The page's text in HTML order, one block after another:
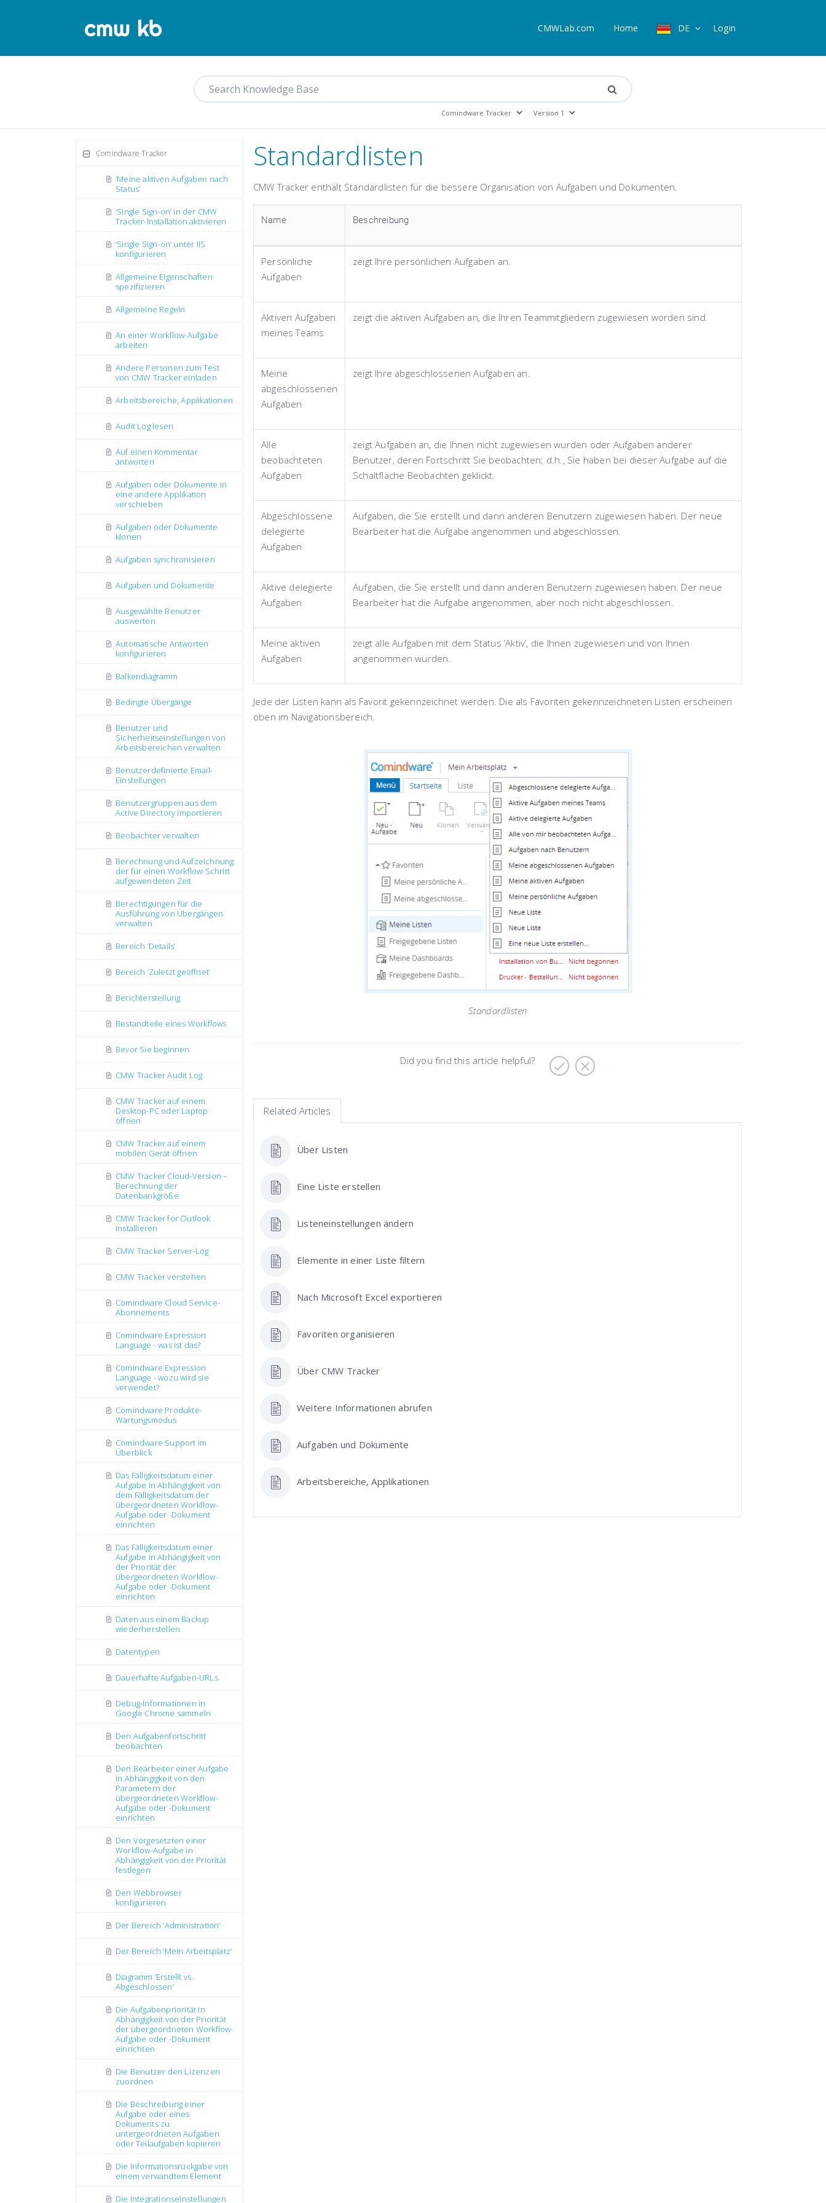
CMWLab.com Home DE Login
Comindware Tracker
’Meine aktiven Aufgaben nach
Status’
’Single Sign-on’ in der CMW
Tracker-Installation aktivieren
’Single Sign-on’ unter IIS
konfigurieren
Allgemeine Eigenschaften
spezifizieren
Allgemeine Regeln
An einer Workflow-Aufgabe
arbeiten
Andere Personen zum Test
von CMW Tracker einladen
Arbeitsbereiche, Applikationen
Audit Log lesen
Auf einen Kommentar
antworten
Aufgaben oder Dokumente in
eine andere Applikation
verschieben
Aufgaben oder Dokumente
klonen
Aufgaben synchronisieren
Aufgaben und Dokumente
Ausgewählte Benutzer
auswerten
Automatische Antworten
konfigurieren
Balkendiagramm
Bedingte Übergänge
Benutzer und
Sicherheitseinstellungen von
Arbeitsbereichen verwalten
Benutzerdefinierte Email-
Einstellungen
Benutzergruppen aus dem
Active Directory importieren
Beobachter verwalten
Berechnung und Aufzeichnung
der für einen Workflow-Schritt
aufgewendeten Zeit
Berechtigungen für die
Ausführung von Übergängen
verwalten
Bereich ’Details’
Bereich ’Zuletzt geöffnet’
Berichterstellung
Bestandteile eines Workflows
Bevor Sie beginnen
CMW Tracker Audit Log
CMW Tracker auf einem
Desktop-PC oder Laptop
öffnen
CMW Tracker auf einem
mobilen Gerät öffnen
CMW Tracker Cloud-Version –
Berechnung der
Datenbankgröße
CMW Tracker for Outlook
installieren
CMW Tracker Server-Log
CMW Tracker verstehen
Comindware Cloud Service-
Abonnements
Comindware Expression
Language - was ist das?
Comindware Expression
Language - wozu wird sie
verwendet?
Comindware Produkte-
Wartungsmodus
Comindware Support im
Überblick
Das Fälligkeitsdatum einer
Aufgabe in Abhängigkeit von
dem Fälligkeitsdatum der
übergeordneten Workflow-
Aufgabe oder -Dokument
einrichten
Das Fälligkeitsdatum einer
Aufgabe in Abhängigkeit von
der Priorität der
übergeordneten Workflow-
Aufgabe oder -Dokument
einrichten
Daten aus einem Backup
wiederherstellen
Datentypen
Dauerhafte Aufgaben-URLs
Debug-Informationen in
Google Chrome sammeln
Den Aufgabenfortschritt
beobachten
Den Bearbeiter einer Aufgabe
in Abhängigkeit von den
Parametern der
übergeordneten Workflow-
Aufgabe oder -Dokument
einrichten
Den Vorgesetzten einer
Workflow-Aufgabe in
Abhängigkeit von der Priorität
festlegen
Den Webbrowser
konfigurieren
Der Bereich ’Administration’
Der Bereich ’Mein Arbeitsplatz’
Diagramm ’Erstellt vs.
Abgeschlossen’
Die Aufgabenpriorität in
Abhängigkeit von der Priorität
der übergeordneten Workflow-
Aufgabe oder -Dokument
einrichten
Die Benutzer den Lizenzen
zuordnen
Die Beschreibung einer
Aufgabe oder eines
Dokuments zu
untergeordneten Aufgaben
oder Teilaufgaben kopieren
Die Informationsrückgabe von
einem verwandtem Element
Die Integrationseinstellungen
Standardlisten
CMW Tracker enthält Standardlisten für die bessere Organisation von Aufgaben und Dokumenten.
Name Beschreibung
Persönliche
Aufgaben
zeigt Ihre persönlichen Aufgaben an.
Aktiven Aufgaben
meines Teams
zeigt die aktiven Aufgaben an, die Ihren Teammitgliedern zugewiesen worden sind.
Meine
abgeschlossenen
Aufgaben
zeigt Ihre abgeschlossenen Aufgaben an.
Alle
beobachteten
Aufgaben
zeigt Aufgaben an, die Ihnen nicht zugewiesen wurden oder Aufgaben anderer
Benutzer, deren Fortschritt Sie beobachten; d.h., Sie haben bei dieser Aufgabe auf die
Schaltfläche Beobachten geklickt.
Abgeschlossene
delegierte
Aufgaben
Aufgaben, die Sie erstellt und dann anderen Benutzern zugewiesen haben. Der neue
Bearbeiter hat die Aufgabe angenommen und abgeschlossen.
Aktive delegierte
Aufgaben
Aufgaben, die Sie erstellt und dann anderen Benutzern zugewiesen haben. Der neue
Bearbeiter hat die Aufgabe angenommen, aber noch nicht abgeschlossen.
Meine aktiven
Aufgaben
zeigt alle Aufgaben mit dem Status ’Aktiv’, die Ihnen zugewiesen und von Ihnen
angenommen wurden.
Jede der Listen kann als Favorit gekennzeichnet werden. Die als Favoriten gekennzeichneten Listen erscheinen
oben im Navigationsbereich.
Standardlisten
Did you find this article helpful?
Related Articles
Über Listen
Eine Liste erstellen
Listeneinstellungen ändern
Elemente in einer Liste filtern
Nach Microsoft Excel exportieren
Favoriten organisieren
Über CMW Tracker
Weitere Informationen abrufen
Aufgaben und Dokumente
Arbeitsbereiche, Applikationen